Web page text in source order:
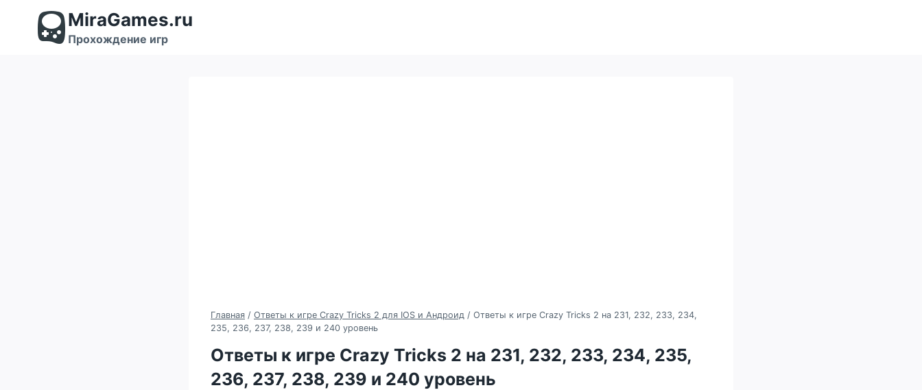
содержимому
MiraGames.ru
Прохождение игр
Главная / Ответы к игре Crazy Tricks 2 для IOS и Андроид / Ответы к игре Crazy Tricks 2 на 231, 232, 233, 234,
235, 236, 237, 238, 239 и 240 уровень
Ответы к игре Crazy Tricks 2 на 231, 232, 233, 234, 235,
236, 237, 238, 239 и 240 уровень